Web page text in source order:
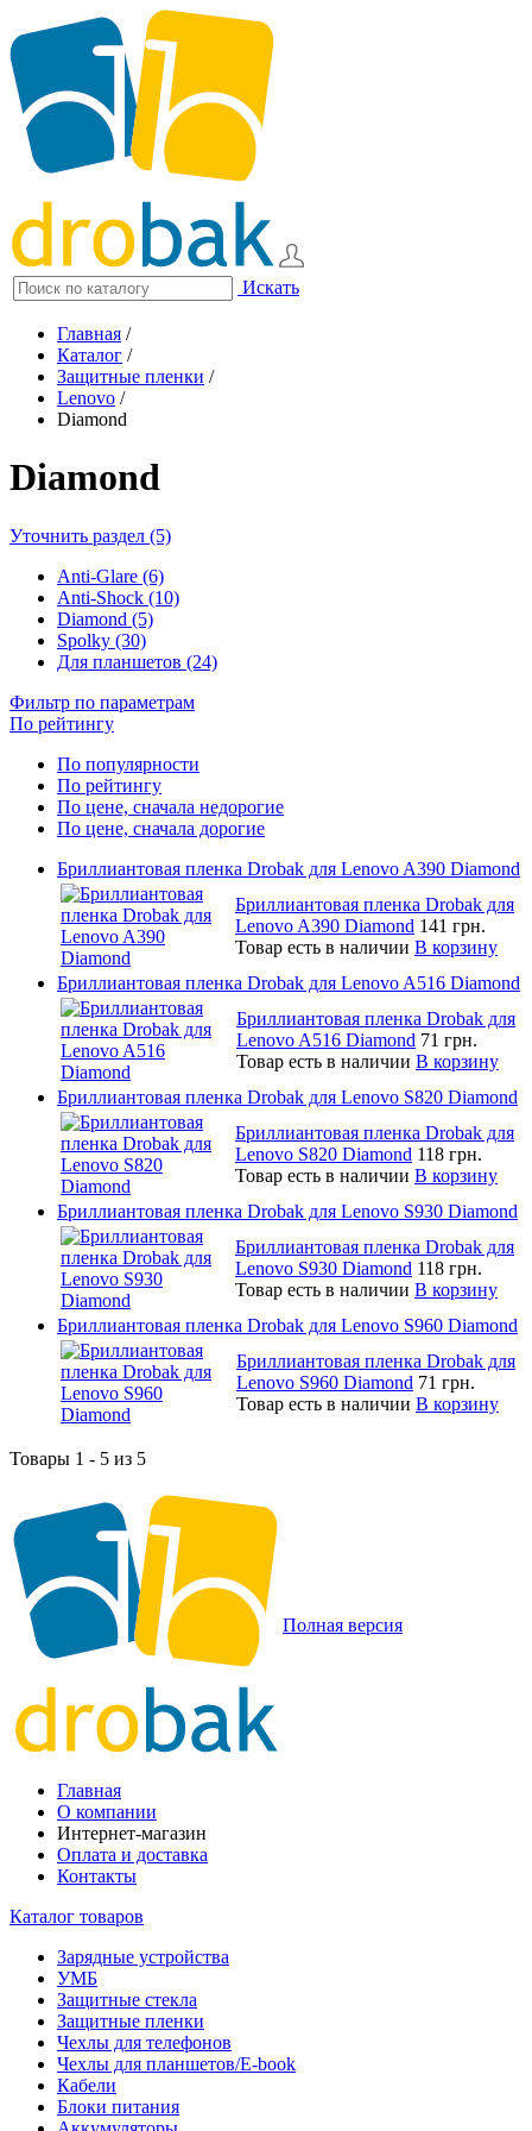
Искать
Главная /
Каталог /
Защитные пленки /
Lenovo /
Diamond
Diamond
Уточнить раздел (5)
Anti-Glare (6)
Anti-Shock (10)
Diamond (5)
Spolky (30)
Для планшетов (24)
Фильтр по параметрам
По рейтингу
По популярности
По рейтингу
По цене, сначала недорогие
По цене, сначала дорогие
Бриллиантовая пленка Drobak для Lenovo A390 Diamond
Бриллиантовая пленка Drobak для
Lenovo A390 Diamond 141 грн.
Товар есть в наличии В корзину
Бриллиантовая пленка Drobak для Lenovo A516 Diamond
Бриллиантовая пленка Drobak для
Lenovo A516 Diamond 71 грн.
Товар есть в наличии В корзину
Бриллиантовая пленка Drobak для Lenovo S820 Diamond
Бриллиантовая пленка Drobak для
Lenovo S820 Diamond 118 грн.
Товар есть в наличии В корзину
Бриллиантовая пленка Drobak для Lenovo S930 Diamond
Бриллиантовая пленка Drobak для
Lenovo S930 Diamond 118 грн.
Товар есть в наличии В корзину
Бриллиантовая пленка Drobak для Lenovo S960 Diamond
Бриллиантовая пленка Drobak для
Lenovo S960 Diamond 71 грн.
Товар есть в наличии В корзину
Товары 1 - 5 из 5
Полная версия
Главная
О компании
Интернет-магазин
Оплата и доставка
Контакты
Каталог товаров
Зарядные устройства
УМБ
Защитные стекла
Защитные пленки
Чехлы для телефонов
Чехлы для планшетов/E-book
Кабели
Блоки питания